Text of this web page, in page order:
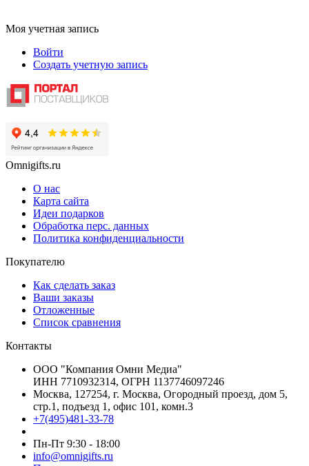
Моя учетная запись
Войти
Создать учетную запись
Omnigifts.ru
О нас
Карта сайта
Идеи подарков
Обработка перс. данных
Политика конфиденциальности
Покупателю
Как сделать заказ
Ваши заказы
Отложенные
Список сравнения
Контакты
ООО "Компания Омни Медиа"
ИНН 7710932314, ОГРН 1137746097246
Москва, 127254, г. Москва, Огородный проезд, дом 5,
стр.1, подъезд 1, офис 101, комн.3
+7(495)481-33-78
Пн-Пт 9:30 - 18:00
info@omnigifts.ru